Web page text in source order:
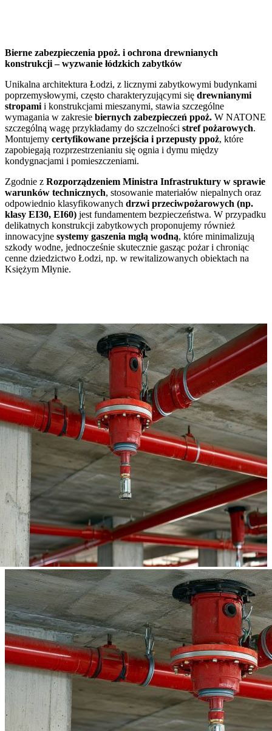
Bierne zabezpieczenia ppoż. i ochrona drewnianych
konstrukcji – wyzwanie łódzkich zabytków
Unikalna architektura Łodzi, z licznymi zabytkowymi budynkami
poprzemysłowymi, często charakteryzującymi się drewnianymi
stropami i konstrukcjami mieszanymi, stawia szczególne
wymagania w zakresie biernych zabezpieczeń ppoż. W NATONE
szczególną wagę przykładamy do szczelności stref pożarowych.
Montujemy certyfikowane przejścia i przepusty ppoż, które
zapobiegają rozprzestrzenianiu się ognia i dymu między
kondygnacjami i pomieszczeniami.
Zgodnie z Rozporządzeniem Ministra Infrastruktury w sprawie
warunków technicznych, stosowanie materiałów niepalnych oraz
odpowiednio klasyfikowanych drzwi przeciwpożarowych (np.
klasy EI30, EI60) jest fundamentem bezpieczeństwa. W przypadku
delikatnych konstrukcji zabytkowych proponujemy również
innowacyjne systemy gaszenia mgłą wodną, które minimalizują
szkody wodne, jednocześnie skutecznie gasząc pożar i chroniąc
cenne dziedzictwo Łodzi, np. w rewitalizowanych obiektach na
Księżym Młynie.